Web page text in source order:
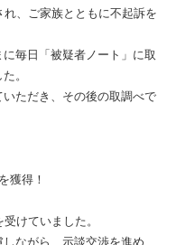
、ご家族とともに不起訴を
毎日「被疑者ノート」に取
。
ただき、その後の取調べで
獲得！
けていました。
ながら、示談交渉を進め、